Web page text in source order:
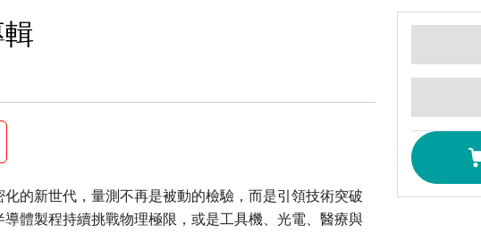
的新世代，量測不再是被動的檢驗，而是引領技術突破
體製程持續挑戰物理極限，或是工具機、光電、醫療與